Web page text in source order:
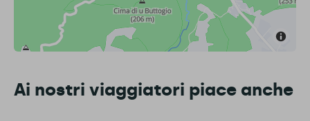
Ai nostri viaggiatori piace anche